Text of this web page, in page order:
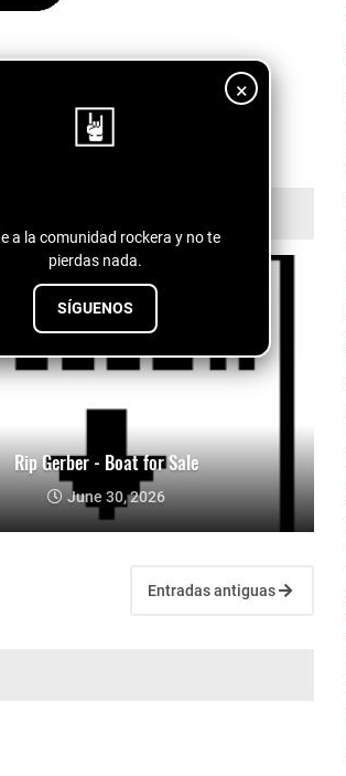
×
a la comunidad rockera y no te
pierdas nada.
SÍGUENOS
Rip Gerber - Boat for Sale
June 30, 2026
Entradas antiguas